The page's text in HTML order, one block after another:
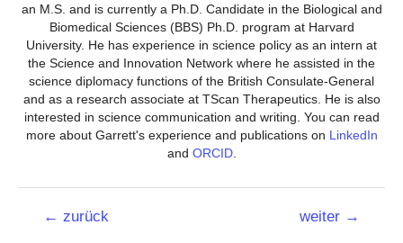
an M.S. and is currently a Ph.D. Candidate in the Biological and
Biomedical Sciences (BBS) Ph.D. program at Harvard
University. He has experience in science policy as an intern at
the Science and Innovation Network where he assisted in the
science diplomacy functions of the British Consulate-General
and as a research associate at TScan Therapeutics. He is also
interested in science communication and writing. You can read
more about Garrett's experience and publications on LinkedIn
and ORCID.
Beitrags-
← zurück weiter →